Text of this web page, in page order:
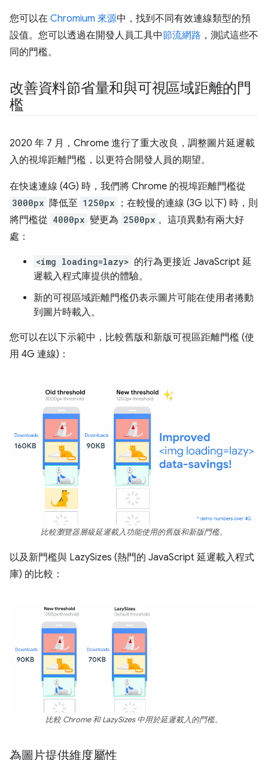
您可以在 Chromium 來源中，找到不同有效連線類型的預
設值。您可以透過在開發人員工具中節流網路 ，測試這些不
同的門檻。
改善資料節省量和與可視區域距離的門
檻
2020 年 7 月，Chrome 進行了重大改良，調整圖片延遲載
入的視埠距離門檻，以更符合開發人員的期望。
在快速連線 (4G) 時，我們將 Chrome 的視埠距離門檻從
3000px 降低至 1250px
；在較慢的連線 (3G 以下) 時，則
將門檻從 4000px 變更為 2500px 。這項異動有兩大好
處：
<img loading=lazy> 的行為更接近 JavaScript 延
遲載入程式庫提供的體驗。
新的可視區域距離門檻仍表示圖片可能在使用者捲動
到圖片時載入。
您可以在以下示範中，比較舊版和新版可視區距離門檻 (使
用 4G 連線)：
比較瀏覽器層級延遲載入功能使用的舊版和新版門檻。
以及新門檻與 LazySizes (熱門的 JavaScript 延遲載入程式
庫) 的比較：
比較 Chrome 和 LazySizes 中用於延遲載入的門檻。
為圖片提供維度屬性